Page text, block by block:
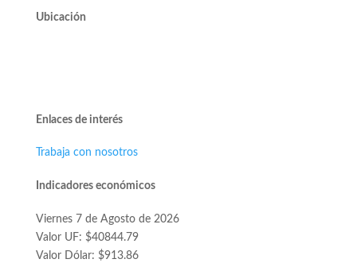
Ubicación
Enlaces de interés
Trabaja con nosotros
Indicadores económicos
Viernes 7 de Agosto de 2026
Valor UF: $40844.79
Valor Dólar: $913.86